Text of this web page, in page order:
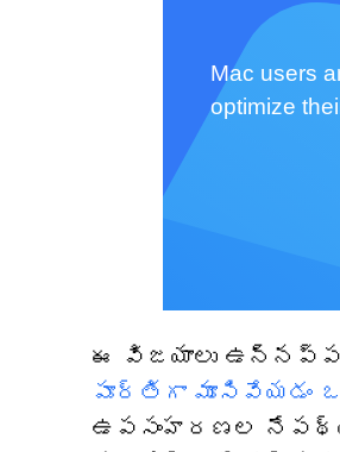
Mac users
optimize
ఈ విజయాలు
పూర్తిగా మూసివేయడం
ఉపసంహరణల